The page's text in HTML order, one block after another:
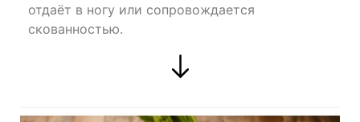
отдаёт в ногу или сопровождается
скованностью.